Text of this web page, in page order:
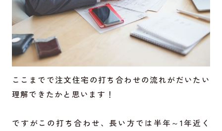
ここまでで注文住宅の打ち合わせの流れがだいたい
理解できたかと思います！
ですがこの打ち合わせ、長い方では半年～1年近く